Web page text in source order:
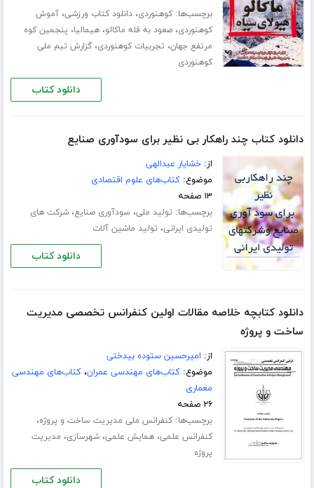
برچسب‌ها:کوهنوردی،دانلود کتاب ورزشی،آموش
کوهنوردی،صعود به قله ماکالو،هیمالیا، پنجمین کوه
مرتفع جهان، تجربیات کوهنوردی،گزارش تیم ملی
کوهنوردی
دانلود کتاب
دانلود کتاب چند راهکار بی نظیر برای سودآوری صنایع
از:خشایار عبدالهی
موضوع:کتاب‌های علوم اقتصادی
۱۳ صفحه
برچسب‌ها: تولید ملی، سودآوری صنایع،شرکت های
تولیدی ایرانی، تولید ماشین آلات
دانلود کتاب
دانلود کتابچه خلاصه مقالات اولین کنفرانس تخصصی مدیریت
ساخت و پروژه
از: امیرحسین ستوده بیدختی
موضوع:کتاب‌های مهندسی عمران،کتاب‌های مهندسی
معماری
۲۶ صفحه
برچسب‌ها:کنفرانس ملی مدیریت ساخت و پروژه،
کنفرانس علمی،همایش علمی،شهرسازی، مدیریت
پروژه
دانلود کتاب